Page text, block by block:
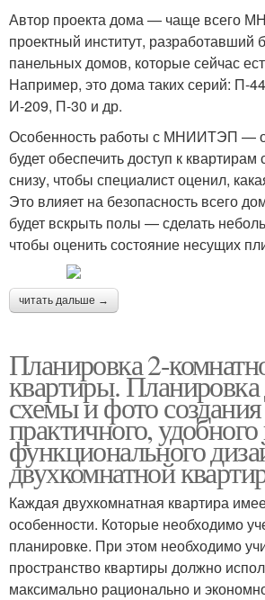
Автор проекта дома — чаще всего
проектный институт, разработавший
панельных домов, которые сейчас
Например, это дома таких серий: П-
И-209, П-30 и др.
Особенность работы с МНИИТЭП —
будет обеспечить доступ к квартирам
снизу, чтобы специалист оценил,
Это влияет на безопасность всего
будет вскрыть полы — сделать
чтобы оценить состояние несущих
читать дальше →
Планировка 2-
квартиры.
схемы и фото создания
практичного,
функционального
двухкомнатной
Каждая двухкомнатная квартира
особенности. Которые необходимо
планировке. При этом необходимо
пространство квартиры должно
максимально рационально и